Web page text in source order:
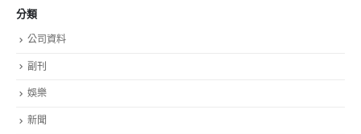
分類
公司資料
副刊
娛樂
新聞